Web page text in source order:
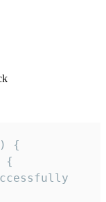
{
{